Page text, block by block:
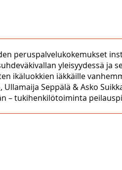
peruspalvelukokemukset
yleisyydessä ja
ikäluokkien iäkkäille
Seppälä & Asko
– tukihenkilötoiminta